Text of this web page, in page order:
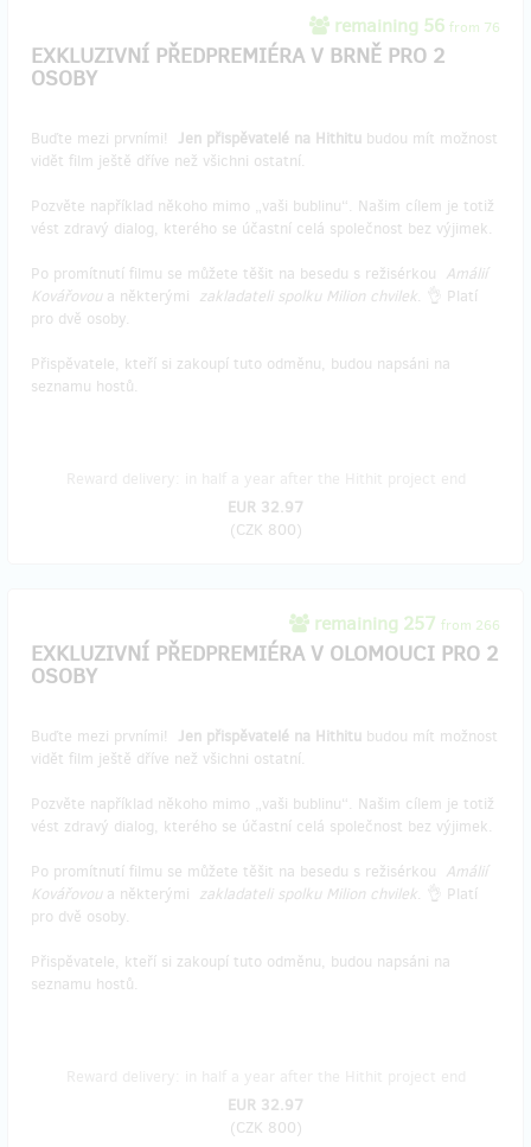
remaining 56 from 76
EXKLUZIVNÍ PŘEDPREMIÉRA V BRNĚ PRO 2
OSOBY
Buďte mezi prvními! Jen přispěvatelé na Hithitu budou mít možnost
vidět film ještě dříve než všichni ostatní.
Pozvěte například někoho mimo „vaši bublinu“. Našim cílem je totiž
vést zdravý dialog, kterého se účastní celá společnost bez výjimek.
Po promítnutí filmu se můžete těšit na besedu s režisérkou Amálií
Kovářovou a některými zakladateli spolku Milion chvilek. 👌 Platí
pro dvě osoby.
Přispěvatele, kteří si zakoupí tuto odměnu, budou napsáni na
seznamu hostů.
EUR 32.97
(CZK 800)
remaining 257 from 266
EXKLUZIVNÍ PŘEDPREMIÉRA V OLOMOUCI PRO 2
OSOBY
Buďte mezi prvními! Jen přispěvatelé na Hithitu budou mít možnost
vidět film ještě dříve než všichni ostatní.
Pozvěte například někoho mimo „vaši bublinu“. Našim cílem je totiž
vést zdravý dialog, kterého se účastní celá společnost bez výjimek.
Po promítnutí filmu se můžete těšit na besedu s režisérkou Amálií
Kovářovou a některými zakladateli spolku Milion chvilek. 👌 Platí
pro dvě osoby.
Přispěvatele, kteří si zakoupí tuto odměnu, budou napsáni na
seznamu hostů.
EUR 32.97
(CZK 800)